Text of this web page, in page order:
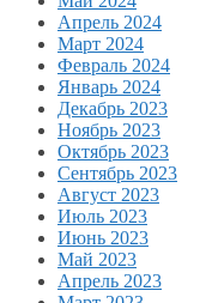
Апрель 2024
Март 2024
Февраль 2024
Январь 2024
Декабрь 2023
Ноябрь 2023
Октябрь 2023
Сентябрь 2023
Август 2023
Июль 2023
Июнь 2023
Май 2023
Апрель 2023